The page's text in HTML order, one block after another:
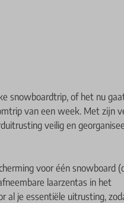
snowboardtrip, of het nu
van een week. Met zijn
veilig en
voor één snowboard
laarzentas in het
al je essentiële uitrusting,